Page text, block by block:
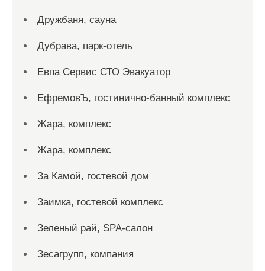
Дружбаня, сауна
Дубрава, парк-отель
Евпа Сервис СТО Эвакуатор
ЕфремовЪ, гостинично-банный комплекс
Жара, комплекс
Жара, комплекс
За Камой, гостевой дом
Заимка, гостевой комплекс
Зеленый рай, SPA-салон
Зесагрупп, компания